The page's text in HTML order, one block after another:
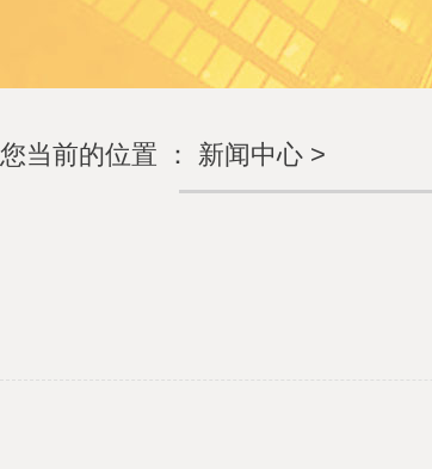
您当前的位置 ： 新闻中心 >